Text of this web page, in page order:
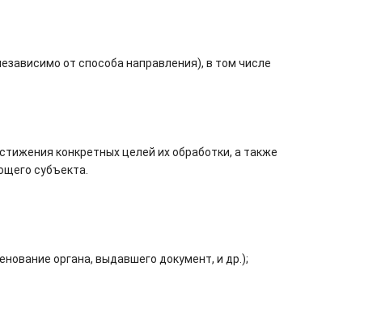
от способа направления), в том числе
конкретных целей их обработки, а также
субъекта.
органа, выдавшего документ, и др.);